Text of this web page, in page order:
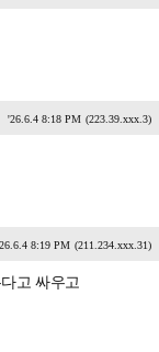
'26.6.4 8:18 PM (223.39.xxx.3)
8:19 PM (211.234.xxx.31)
고 싸우고